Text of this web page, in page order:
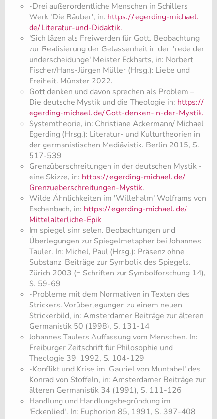
-Drei außerordentliche Menschen in Schillers
Werk 'Die Räuber', in: https://egerding-michael.
de/Literatur-und-Didaktik.
'Sich lâzen als Freiwerden für Gott. Beobachtung
zur Realisierung der Gelassenheit in den 'rede der
underscheidunge' Meister Eckharts, in: Norbert
Fischer/Hans-Jürgen Müller (Hrsg.): Liebe und
Freiheit. Münster 2022.
Gott denken und davon sprechen als Problem –
Die deutsche Mystik und die Theologie in: https://
egerding-michael.de/Gott-denken-in-der-Mystik.
Systemtheorie, in: Christiane Ackermann/ Michael
Egerding (Hrsg.): Literatur- und Kulturtheorien in
der germanistischen Mediävistik. Berlin 2015, S.
517-539
Grenzüberschreitungen in der deutschen Mystik -
eine Skizze, in: https://egerding-michael.de/
Grenzueberschreitungen-Mystik.
Wilde Ähnlichkeiten im 'Willehalm' Wolframs von
Eschenbach, in: https://egerding-michael.de/
Mittelalterliche-Epik
​Im spiegel sinr selen. Beobachtungen und
Überlegungen zur Spiegelmetapher bei Johannes
Tauler. In: Michel, Paul (Hrsg.): Präsenz ohne
Substanz. Beiträge zur Symbolik des Spiegels.
Zürich 2003 (= Schriften zur Symbolforschung 14),
S. 59-69
-Probleme mit dem Normativen in Texten des
Strickers. Vorüberlegungen zu einem neuen
Strickerbild, in: Amsterdamer Beiträge zur älteren
Germanistik 50 (1998), S. 131-14
​Johannes Taulers Auffassung vom Menschen. In:
Freiburger Zeitschrift für Philosophie und
Theologie 39, 1992, S. 104-129
-Konflikt und Krise im 'Gauriel von Muntabel' des
Konrad von Stoffeln, in: Amsterdamer Beiträge zur
älteren Germanistik 34 (1991), S. 111-126
​Handlung und Handlungsbegründung im
'Eckenlied'. In: Euphorion 85, 1991, S. 397-408